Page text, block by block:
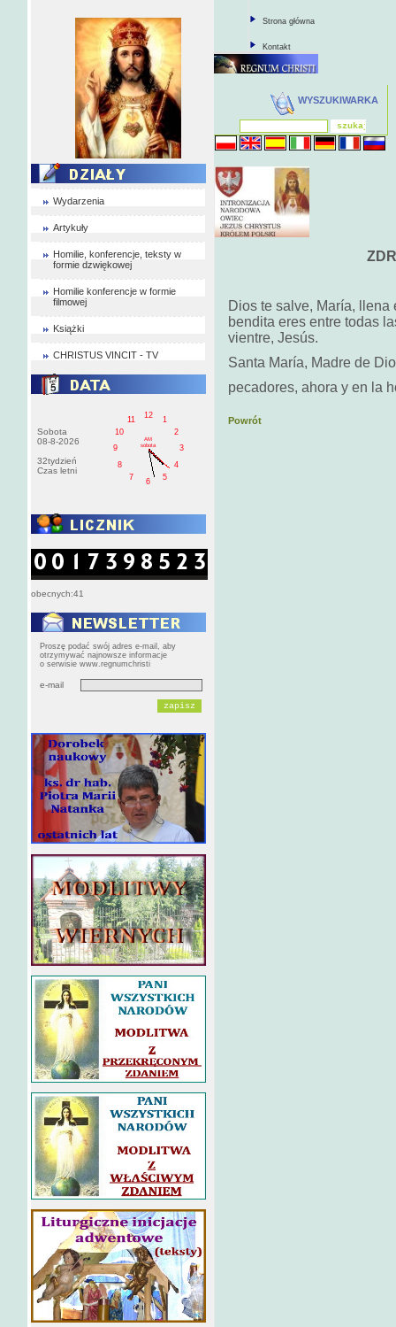
Wydarzenia
Artykuły
Homilie, konferencje, teksty w
formie dzwiękowej
Homilie konferencje w formie
filmowej
Książki
CHRISTUS VINCIT - TV
Sobota
08-8-2026
32tydzień
Czas letni
1
2
3
4
5
6
7
8
9
10
11
12
AM
sobota
obecnych:41
Proszę podać swój adres e-mail, aby
otrzymywać najnowsze informacje
o serwisie www.regnumchristi
e-mail
Strona główna
Kontakt
WYSZUKIWARKA
Dios te salve, María,
bendita eres entre todas
vientre, Jesús.
Santa María, Madre de
pecadores, ahora y en la
Powrót